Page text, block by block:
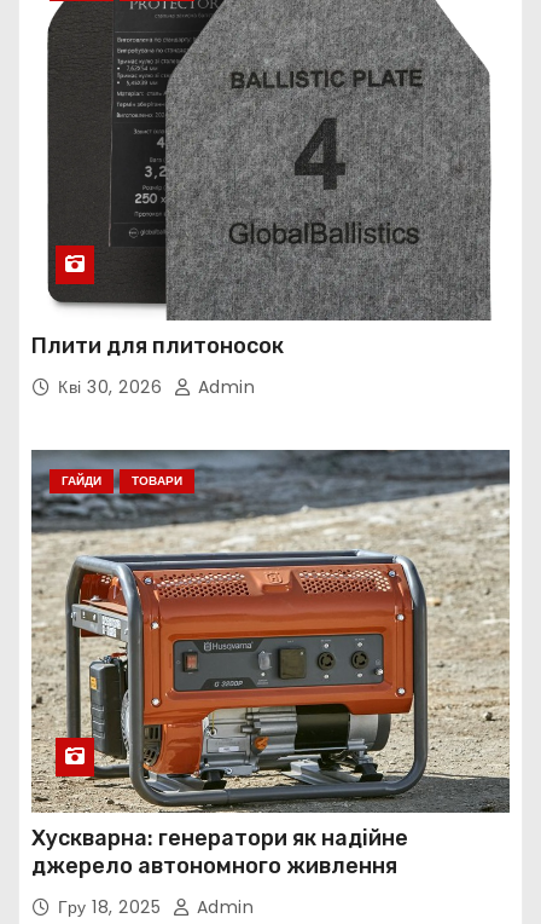
Плити для плитоносок
Кві 30, 2026 Admin
ГАЙДИ ТОВАРИ
Хускварна: генератори як надійне
джерело автономного живлення
Гру 18, 2025 Admin